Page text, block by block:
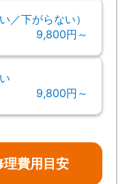
／下がらない）
9,800円～
9,800円～
費用目安